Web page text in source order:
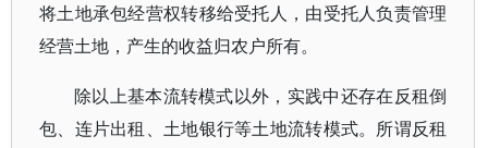
将土地承包经营权转移给受托人，由受托人负责管理
经营土地，产生的收益归农户所有。
除以上基本流转模式以外，实践中还存在反租倒
包、连片出租、土地银行等土地流转模式。所谓反租